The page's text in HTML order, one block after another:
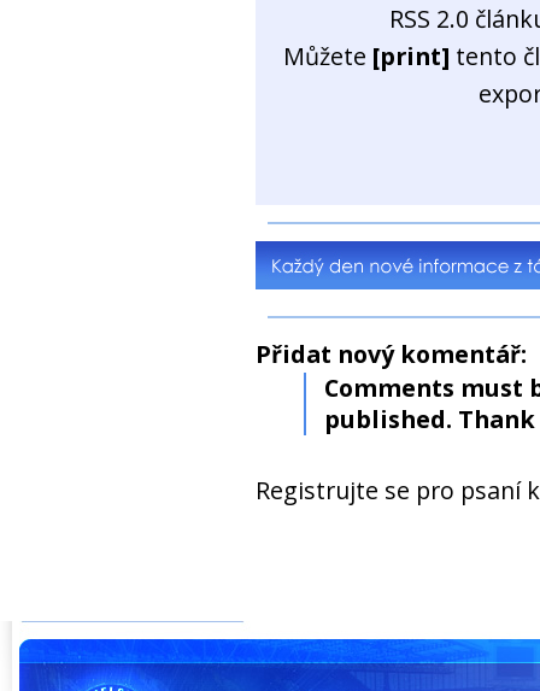
RSS 2.0
Můžete [print] tento
Přidat nový komentář:
Comments must
published. Thank
Registrujte se pro psaní